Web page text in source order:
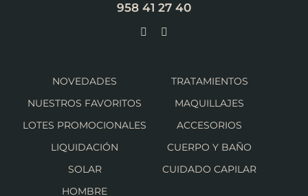
958 41 27 40
NOVEDADES
NUESTROS FAVORITOS
LOTES PROMOCIONALES
LIQUIDACIÓN
SOLAR
HOMBRE
TRATAMIENTOS
MAQUILLAJES
ACCESORIOS
CUERPO Y BAÑO
CUIDADO CAPILAR